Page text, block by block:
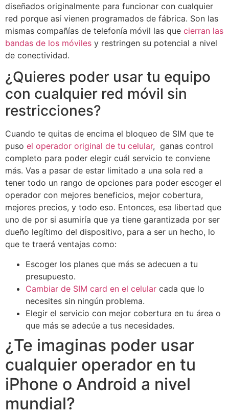
diseñados originalmente para funcionar con cualquier
red porque así vienen programados de fábrica. Son las
mismas compañías de telefonía móvil las que cierran las
bandas de los móviles y restringen su potencial a nivel
de conectividad.
¿Quieres poder usar tu equipo
con cualquier red móvil sin
restricciones?
Cuando te quitas de encima el bloqueo de SIM que te
puso el operador original de tu celular, ganas control
completo para poder elegir cuál servicio te conviene
más. Vas a pasar de estar limitado a una sola red a
tener todo un rango de opciones para poder escoger el
operador con mejores beneficios, mejor cobertura,
mejores precios, y todo eso. Entonces, esa libertad que
uno de por si asumiría que ya tiene garantizada por ser
dueño legítimo del dispositivo, para a ser un hecho, lo
que te traerá ventajas como:
Escoger los planes que más se adecuen a tu
presupuesto.
Cambiar de SIM card en el celular cada que lo
necesites sin ningún problema.
Elegir el servicio con mejor cobertura en tu área o
que más se adecúe a tus necesidades.
¿Te imaginas poder usar
cualquier operador en tu
iPhone o Android a nivel
mundial?